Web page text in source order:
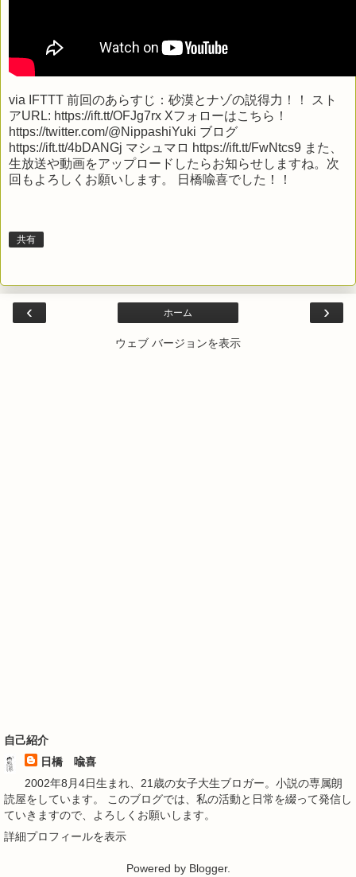
via IFTTT 前回のあらすじ：砂漠とナゾの説得力！！ スト
アURL: https://ift.tt/OFJg7rx Xフォローはこちら！
https://twitter.com/@NippashiYuki ブログ
https://ift.tt/4bDANGj マシュマロ https://ift.tt/FwNtcs9 また、
生放送や動画をアップロードしたらお知らせしますね。次
回もよろしくお願いします。 日橋喩喜でした！！
共有
‹ ›
ホーム
ウェブ バージョンを表示
自己紹介
日橋 喩喜
2002年8月4日生まれ、21歳の女子大生ブロガー。小説の専属朗
読屋をしています。 このブログでは、私の活動と日常を綴って発信し
ていきますので、よろしくお願いします。
詳細プロフィールを表示
Powered by Blogger.